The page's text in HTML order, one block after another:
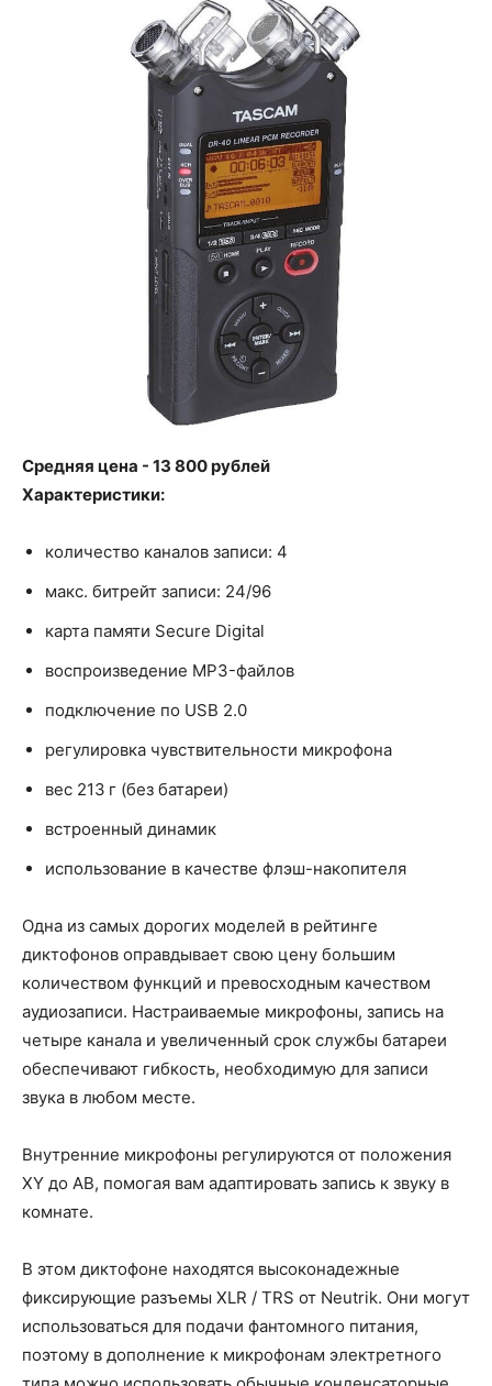
Средняя цена - 13 800 рублей
Характеристики:
количество каналов записи: 4
макс. битрейт записи: 24/96
карта памяти Secure Digital
воспроизведение MP3-файлов
подключение по USB 2.0
регулировка чувствительности микрофона
вес 213 г (без батареи)
встроенный динамик
использование в качестве флэш-накопителя
Одна из самых дорогих моделей в рейтинге
диктофонов оправдывает свою цену большим
количеством функций и превосходным качеством
аудиозаписи. Настраиваемые микрофоны, запись на
четыре канала и увеличенный срок службы батареи
обеспечивают гибкость, необходимую для записи
звука в любом месте.
Внутренние микрофоны регулируются от положения
XY до AB, помогая вам адаптировать запись к звуку в
комнате.
В этом диктофоне находятся высоконадежные
фиксирующие разъемы XLR / TRS от Neutrik. Они могут
использоваться для подачи фантомного питания,
поэтому в дополнение к микрофонам электретного